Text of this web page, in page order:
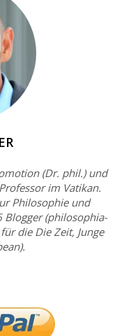
(Dr. phil.) und
im Vatikan.
Philosophie und
Blogger (philosophia-
die Die Zeit, Junge